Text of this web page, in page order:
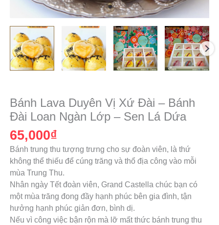
Bánh Lava Duyên Vị Xứ Đài – Bánh
Đài Loan Ngàn Lớp – Sen Lá Dứa
65,000₫
Bánh trung thu tượng trưng cho sự đoàn viên, là thứ
không thể thiếu để cúng trăng và thổ địa công vào mỗi
mùa Trung Thu.
Nhân ngày Tết đoàn viên, Grand Castella chúc bạn có
một mùa trăng đong đầy hạnh phúc bên gia đình, tận
hưởng hạnh phúc giản đơn, bình dị.
Nếu vì công việc bận rộn mà lỡ mất thức bánh trung thu
Lava
Duyên
Vị
Xứ
Đài
-
Bánh
Đài
Loan
Ngàn
Lớp